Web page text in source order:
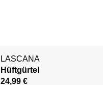
LASCANA
Hüftgürtel
24,99 €